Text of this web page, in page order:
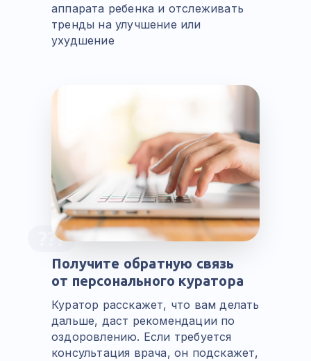
аппарата ребенка и отслеживать
тренды на улучшение или
ухудшение
???
Получите обратную связь
от персонального куратора
Куратор расскажет, что вам делать
дальше, даст рекомендации по
оздоровлению. Если требуется
консультация врача, он подскажет,